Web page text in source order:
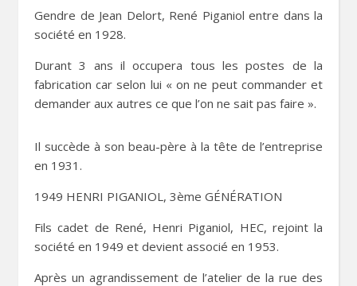
Gendre de Jean Delort, René Piganiol entre dans la
société en 1928.
Durant 3 ans il occupera tous les postes de la
fabrication car selon lui « on ne peut commander et
demander aux autres ce que l’on ne sait pas faire ».
Il succède à son beau-père à la tête de l’entreprise
en 1931.
1949 HENRI PIGANIOL, 3ème GÉNÉRATION
Fils cadet de René, Henri Piganiol, HEC, rejoint la
société en 1949 et devient associé en 1953.
Après un agrandissement de l’atelier de la rue des